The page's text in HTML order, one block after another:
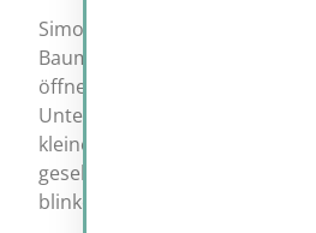
Simon nickte und während er
Baum gemütlich machte und
öffnete, entdecke Simon
Unter den Sandwiches und
kleines Gerät. So ein Gerät
gesehen. Es war dreieckig und
blinkende LED auf der